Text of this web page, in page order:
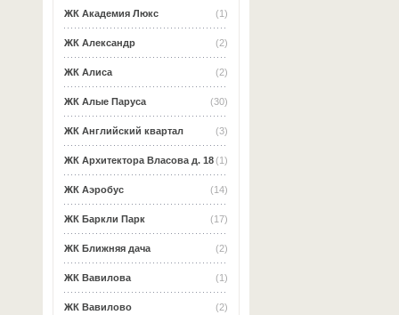
(1)
ЖК Академия Люкс
(2)
ЖК Александр
(2)
ЖК Алиса
(30)
ЖК Алые Паруса
(3)
ЖК Английский квартал
(1)
ЖК Архитектора Власова д. 18
(14)
ЖК Аэробус
(17)
ЖК Баркли Парк
(2)
ЖК Ближняя дача
(1)
ЖК Вавилова
(2)
ЖК Вавилово